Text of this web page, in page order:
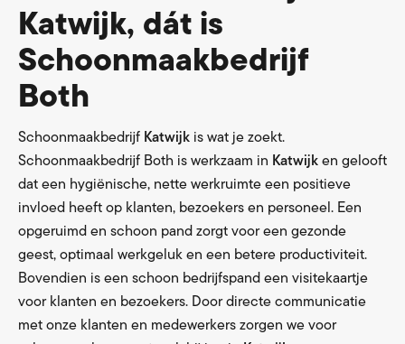
Katwijk, dát is
Schoonmaakbedrijf
Both
Schoonmaakbedrijf Katwijk is wat je zoekt.
Schoonmaakbedrijf Both is werkzaam in Katwijk en gelooft
dat een hygiënische, nette werkruimte een positieve
invloed heeft op klanten, bezoekers en personeel. Een
opgeruimd en schoon pand zorgt voor een gezonde
geest, optimaal werkgeluk en een betere productiviteit.
Bovendien is een schoon bedrijfspand een visitekaartje
voor klanten en bezoekers. Door directe communicatie
met onze klanten en medewerkers zorgen we voor